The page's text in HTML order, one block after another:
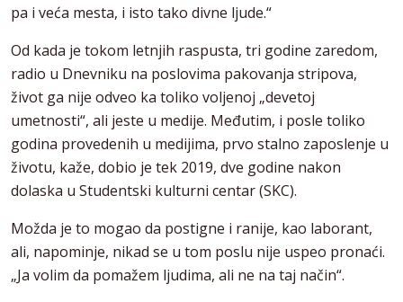
pa i veća mesta, i isto tako divne ljude.“
Od kada je tokom letnjih raspusta, tri godine zaredom,
radio u Dnevniku na poslovima pakovanja stripova,
život ga nije odveo ka toliko voljenoj „devetoj
umetnosti“, ali jeste u medije. Međutim, i posle toliko
godina provedenih u medijima, prvo stalno zaposlenje u
životu, kaže, dobio je tek 2019, dve godine nakon
dolaska u Studentski kulturni centar (SKC).
Možda je to mogao da postigne i ranije, kao laborant,
ali, napominje, nikad se u tom poslu nije uspeo pronaći.
„Ja volim da pomažem ljudima, ali ne na taj način“.